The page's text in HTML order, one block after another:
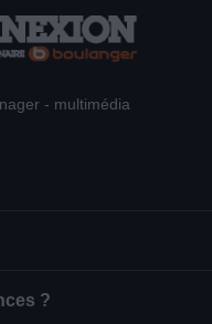
- multimédia
?